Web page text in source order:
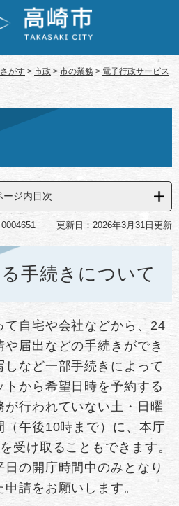
がす > 市政 > 市の業務 > 電子行政サービス
ージ内目次
更新日：2026年3月31日更新
手続きについて
て自宅や会社などから、24
届出などの手続きができ
しなど一部手続きによって
から希望日時を予約する
行われていない土・日曜
（午後10時まで）に、本庁
受け取ることもできます。
の開庁時間中のみとなり
請をお願いします。